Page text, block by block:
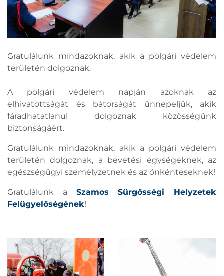
Gratulálunk mindazoknak, akik a polgári védelem
területén dolgoznak.
A polgári védelem napján azoknak az
elhivatottságát és bátorságát ünnepeljük, akik
fáradhatatlanul dolgoznak közösségünk
biztonságáért.
Gratulálunk mindazoknak, akik a polgári védelem
területén dolgoznak, a bevetési egységeknek, az
egészségügyi személyzetnek és az önkénteseknek!
Gratulálunk a Szamos Sürgősségi Helyzetek
Felügyelőségének!